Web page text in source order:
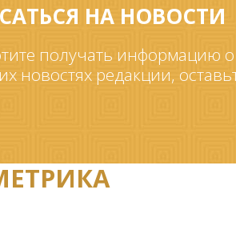
НА НОВОСТИ
получать информацию
новостях редакции,